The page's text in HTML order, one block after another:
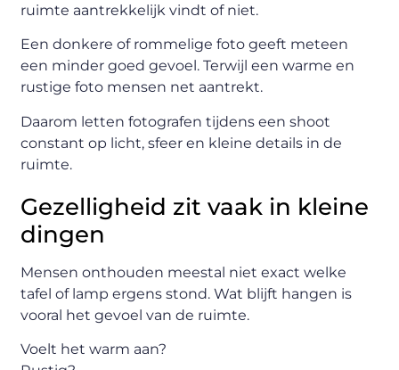
ruimte aantrekkelijk vindt of niet.
Een donkere of rommelige foto geeft meteen
een minder goed gevoel. Terwijl een warme en
rustige foto mensen net aantrekt.
Daarom letten fotografen tijdens een shoot
constant op licht, sfeer en kleine details in de
ruimte.
Gezelligheid zit vaak in kleine
dingen
Mensen onthouden meestal niet exact welke
tafel of lamp ergens stond. Wat blijft hangen is
vooral het gevoel van de ruimte.
Voelt het warm aan?